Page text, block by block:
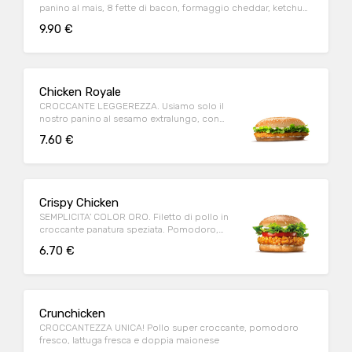
panino al mais, 8 fette di bacon, formaggio cheddar, ketchup,
9.90 €
Chicken Royale
CROCCANTE LEGGEREZZA. Usiamo solo il
nostro panino al sesamo extralungo, con
7.60 €
Crispy Chicken
SEMPLICITA' COLOR ORO. Filetto di pollo in
croccante panatura speziata. Pomodoro,
6.70 €
Crunchicken
CROCCANTEZZA UNICA! Pollo super croccante, pomodoro
fresco, lattuga fresca e doppia maionese